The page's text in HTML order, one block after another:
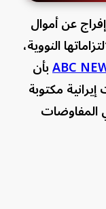
إفراج عن أموال
النووية،
ABCبأن
مكتوبة
المفاوضات